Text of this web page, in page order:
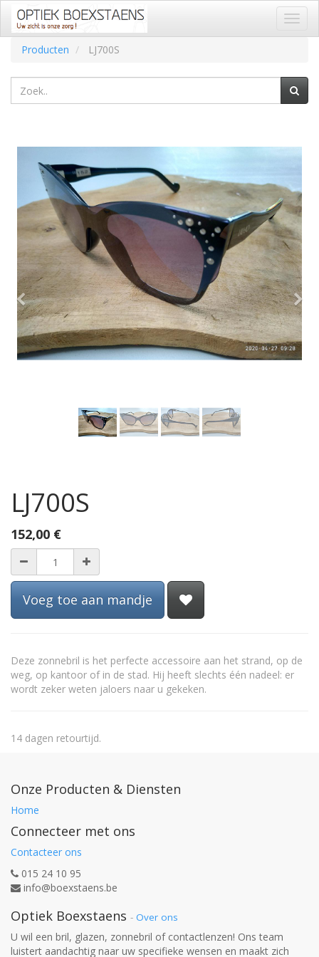
Producten
LJ700S
Vorige
LJ700S
152,00 €
Voeg toe aan mandje
Deze zonnebril is het perfecte accessoire aan het strand, op de
weg, op kantoor of in de stad. Hij heeft slechts één nadeel: er
wordt zeker weten jaloers naar u gekeken.
14 dagen retourtijd.
Onze Producten & Diensten
Home
Connecteer met ons
Contacteer ons
015 24 10 95
info@boexstaens.be
Optiek Boexstaens - Over ons
U wil een bril, glazen, zonnebril of contactlenzen! Ons team
luistert aandachtig naar uw specifieke wensen en maakt zich